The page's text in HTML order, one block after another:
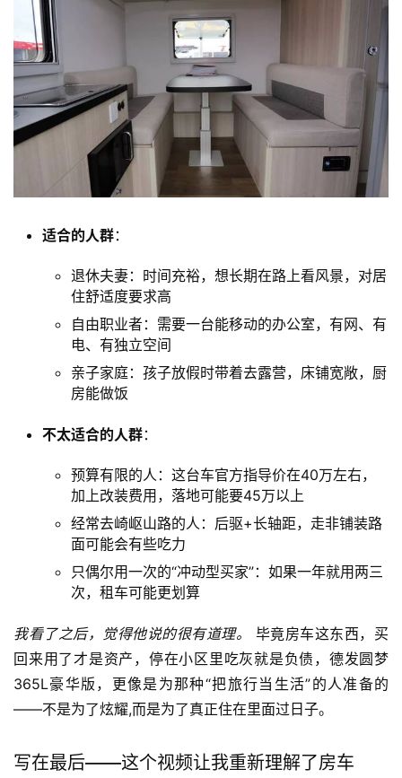
适合的人群：
退休夫妻：时间充裕，想长期在路上看风景，对居
住舒适度要求高
自由职业者：需要一台能移动的办公室，有网、有
电、有独立空间
亲子家庭：孩子放假时带着去露营，床铺宽敞，厨
房能做饭
不太适合的人群：
预算有限的人：这台车官方指导价在40万左右，
加上改装费用，落地可能要45万以上
经常去崎岖山路的人：后驱+长轴距，走非铺装路
面可能会有些吃力
只偶尔用一次的“冲动型买家”：如果一年就用两三
次，租车可能更划算
我看了之后，觉得他说的很有道理。
毕竟房车这东西，买
回来用了才是资产，停在小区里吃灰就是负债，德发圆梦
365L豪华版，更像是为那种“把旅行当生活”的人准备的
——不是为了炫耀,而是为了真正住在里面过日子。
写在最后——这个视频让我重新理解了房车